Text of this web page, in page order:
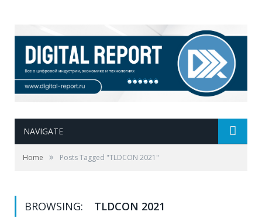
NAVIGATE
Home » Posts Tagged "TLDCON 2021"
BROWSING: TLDCON 2021